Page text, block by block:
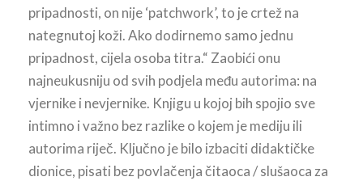
pripadnosti, on nije ‘patchwork’, to je crtež na
nategnutoj koži. Ako dodirnemo samo jednu
pripadnost, cijela osoba titra.“ Zaobići onu
najneukusniju od svih podjela među autorima: na
vjernike i nevjernike. Knjigu u kojoj bih spojio sve
intimno i važno bez razlike o kojem je mediju ili
autorima riječ. Ključno je bilo izbaciti didaktičke
dionice, pisati bez povlačenja čitaoca / slušaoca za